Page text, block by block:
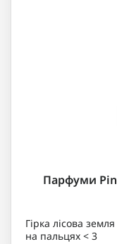
Парфуми
Гірка лісова
на пальцях < 3